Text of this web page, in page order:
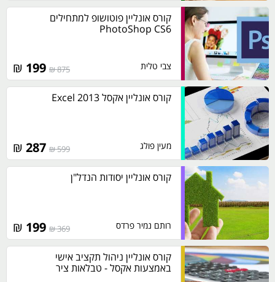
קורס אונליין פוטושופ למתחילים
PhotoShop CS6
צבי טלית 875 ₪
₪
קורס אונליין אקסל 2013 Excel
מעין פולג 599 ₪
₪
קורס אונליין יסודות הנדל"ן
רותם נמיר פרדס 369 ₪
₪
קורס אונליין ניהול תקציב אישי
באמצעות אקסל - טבלאות ציר